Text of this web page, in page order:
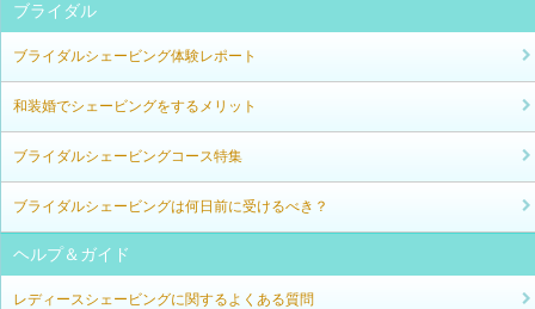
ブライダル
ブライダルシェービング体験レポート
和装婚でシェービングをするメリット
ブライダルシェービングコース特集
ブライダルシェービングは何日前に受けるべき？
ヘルプ＆ガイド
レディースシェービングに関するよくある質問